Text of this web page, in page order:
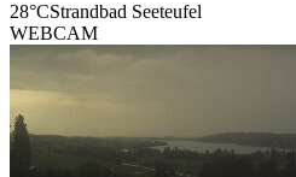
28°CStrandbad Seeteufel
WEBCAM